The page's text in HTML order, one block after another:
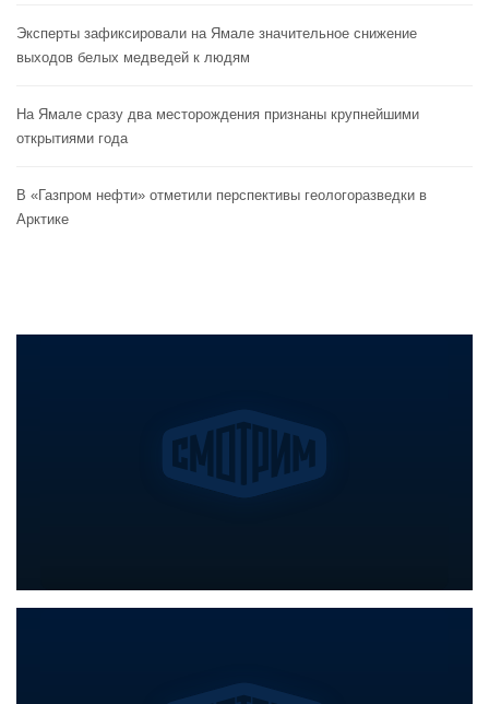
Эксперты зафиксировали на Ямале значительное снижение
выходов белых медведей к людям
На Ямале сразу два месторождения признаны крупнейшими
открытиями года
В «Газпром нефти» отметили перспективы геологоразведки в
Арктике